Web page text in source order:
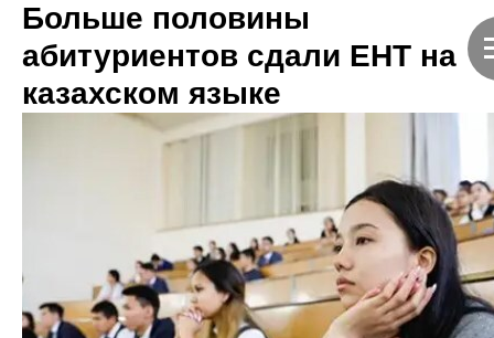
Больше половины
абитуриентов сдали ЕНТ на
казахском языке